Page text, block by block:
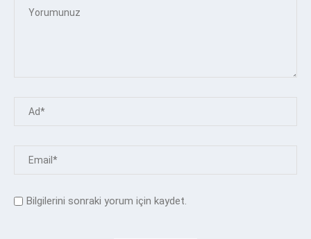
Bilgilerini sonraki yorum için kaydet.